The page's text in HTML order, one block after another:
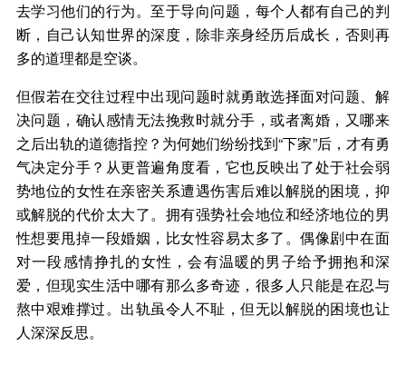
去学习他们的行为。至于导向问题，每个人都有自己的判
断，自己认知世界的深度，除非亲身经历后成长，否则再
多的道理都是空谈。
但假若在交往过程中出现问题时就勇敢选择面对问题、解
决问题，确认感情无法挽救时就分手，或者离婚，又哪来
之后出轨的道德指控？为何她们纷纷找到“下家”后，才有勇
气决定分手？从更普遍角度看，它也反映出了处于社会弱
势地位的女性在亲密关系遭遇伤害后难以解脱的困境，抑
或解脱的代价太大了。拥有强势社会地位和经济地位的男
性想要甩掉一段婚姻，比女性容易太多了。偶像剧中在面
对一段感情挣扎的女性，会有温暖的男子给予拥抱和深
爱，但现实生活中哪有那么多奇迹，很多人只能是在忍与
熬中艰难撑过。出轨虽令人不耻，但无以解脱的困境也让
人深深反思。